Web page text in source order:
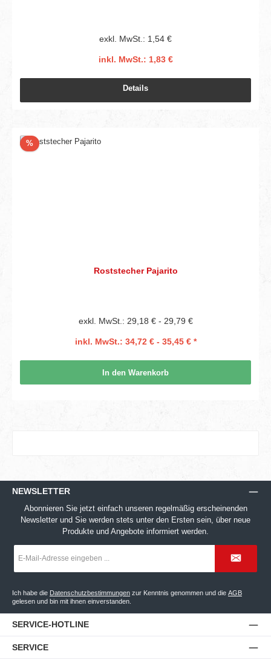
exkl. MwSt.: 1,54 €
inkl. MwSt.: 1,83 €
Details
%Rabatt
Roststecher Pajarito
exkl. MwSt.: 29,18 € - 29,79 €
inkl. MwSt.: 34,72 € - 35,45 € *
In den Warenkorb
NEWSLETTER
Abonnieren Sie jetzt einfach unseren regelmäßig erscheinenden
Newsletter und Sie werden stets unter den Ersten sein, über neue
Produkte und Angebote informiert werden.
Mail-
*
Ich habe die Datenschutzbestimmungen zur Kenntnis genommen und die AGB
gelesen und bin mit ihnen einverstanden.
SERVICE-HOTLINE
SERVICE